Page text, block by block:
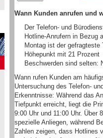
Wann Kunden anrufen und
Der Telefon- und
Hotline-Anrufern in Bezug
Montag ist der gefragteste
Höhepunkt mit 21 Prozent
Beschwerden sind selten:
Wann rufen Kunden am
Untersuchung des Telefon-
Erkenntnisse: Während das
Tiefpunkt erreicht, liegt die
9:00 Uhr und 11:00 Uhr. Über
spezielle Anliegen, während
Zahlen zeigen, dass Hotlines